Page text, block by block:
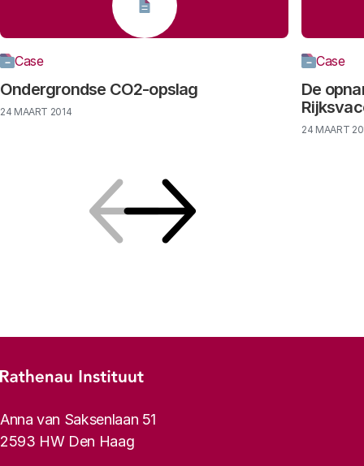
Ondergrondse CO2-opslag
Case
24 MAART 2014
De
Case
24 MAART
Footer-menu
Rathenau logo, naar de homepage
Contactinformatie
Anna van Saksenlaan 51
2593 HW Den Haag